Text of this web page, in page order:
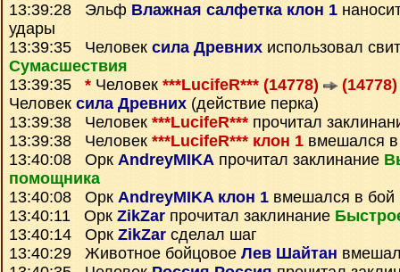
13:39:28 Эльф Влажная салфетка клон 1
удары
13:39:35 Человек сила Древних использовал
Сумаcшествия
13:39:35 * Человек ***LucifeR*** (14778) (14778)
Человек сила Древних (действие перка)
13:39:38 Человек ***LucifeR*** прочитал
13:39:38 Человек ***LucifeR*** клон 1 вмешался
13:40:08 Орк AndreyMIKA прочитал заклинание
помощника
13:40:08 Орк AndreyMIKA клон 1 вмешался в бой
13:40:11 Орк ZikZar прочитал заклинание
13:40:14 Орк ZikZar сделал шаг
13:40:29 Животное бойцовое Лев Шайтан